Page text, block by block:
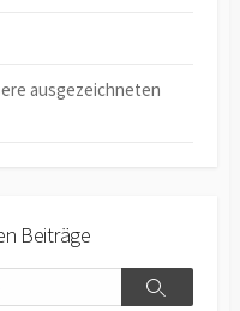
ausgezeichneten
Beiträge
Search